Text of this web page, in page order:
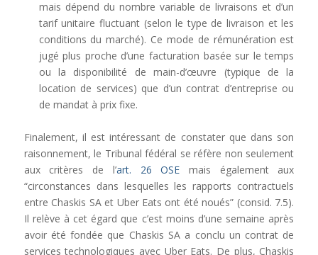
mais dépend du nombre variable de livraisons et d’un
tarif unitaire fluctuant (selon le type de livraison et les
conditions du marché). Ce mode de rémunération est
jugé plus proche d’une facturation basée sur le temps
ou la disponibilité de main-d’œuvre (typique de la
location de services) que d’un contrat d’entreprise ou
de mandat à prix fixe.
Finalement, il est intéressant de constater que dans son
raisonnement, le Tribunal fédéral se réfère non seulement
aux critères de l’art. 26 OSE mais également aux
“circonstances dans lesquelles les rapports contractuels
entre Chaskis SA et Uber Eats ont été noués” (consid. 7.5).
Il relève à cet égard que c’est moins d’une semaine après
avoir été fondée que Chaskis SA a conclu un contrat de
services technologiques avec Uber Eats. De plus, Chaskis